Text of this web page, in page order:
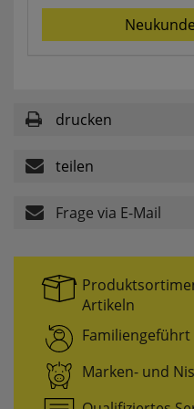
drucken
teilen
Frage via E-Mail
Persönliche
Dieses Cookie
Sie diese beim
Speichert
im Design anders
Speichern
searchvalue
Dieses Cookie
Suchbegriff, damit Sie
nicht erneut eingeben
Artikeln
Familiengeführt
Marken- und